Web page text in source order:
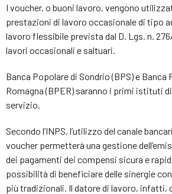
I voucher, o buoni lavoro, vengono
prestazioni di lavoro occasionale di tipo
lavoro flessibile prevista dal D. Lgs. n.
lavori occasionali e saltuari.
Banca Popolare di Sondrio (BPS) e Banca
Romagna (BPER) saranno i primi istituti
servizio.
Secondo l’INPS, l’utilizzo del canale
voucher permetterà una gestione
dei pagamenti dei compensi sicura e
possibilità di beneficiare delle sinergie
più tradizionali. Il datore di lavoro, infatti,